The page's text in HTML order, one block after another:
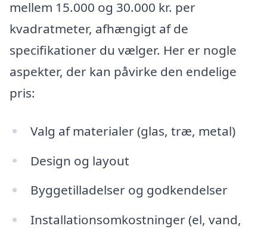
mellem 15.000 og 30.000 kr. per
kvadratmeter, afhængigt af de
specifikationer du vælger. Her er nogle
aspekter, der kan påvirke den endelige
pris:
Valg af materialer (glas, træ, metal)
Design og layout
Byggetilladelser og godkendelser
Installationsomkostninger (el, vand,